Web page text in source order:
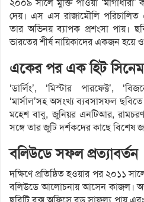
২০০৯ সালে মুক্তি পাওয়া
দেয়। এস এস রাজামৌলি পরিচালিত
তার অভিনয় ব্যাপক প্রশংসা পায়।
ভারতের শীর্ষ নায়িকাদের একজন হয়ে
একের পর এক হিট
‘ডার্লিং’, ‘মিস্টার পারফেক্ট’,
‘মার্সাল’সহ অসংখ্য ব্যবসাসফল
মহেশ বাবু, জুনিয়র এনটিআর,
সঙ্গে তার জুটি দর্শকদের কাছে বিশেষ
বলিউডে সফল প্রত্যাবর্তন
দক্ষিণে প্রতিষ্ঠিত হওয়ার পর ২০১১
বলিউডে আলোচনায় আসেন কাজল।